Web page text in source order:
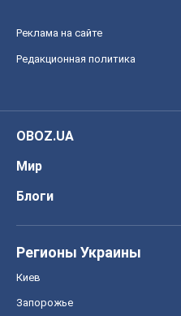
Реклама на сайте
Редакционная политика
OBOZ.UA
Мир
Блоги
Регионы Украины
Киев
Запорожье